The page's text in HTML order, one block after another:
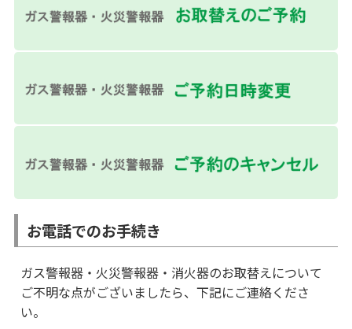
お電話でのお手続き
ガス警報器・火災警報器・消火器のお取替えについて
ご不明な点がございましたら、下記にご連絡くださ
い。